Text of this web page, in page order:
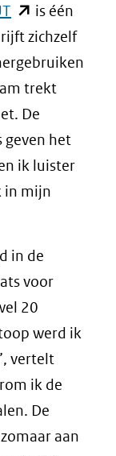
(opent
in
nieuw
venster)
(verwijst
naar
een
andere
is één
zichzelf
trekt
De
geven het
ik luister
in mijn
in de
voor
20
werd ik
vertelt
ik de
De
aan